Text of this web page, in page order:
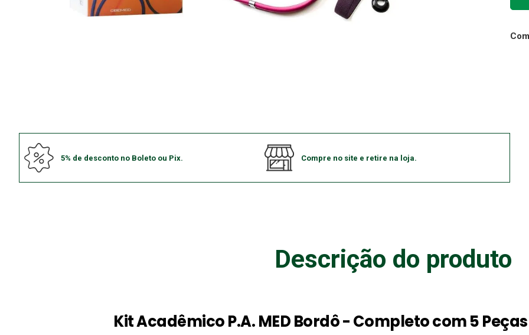
5% de desconto no Boleto ou Pix. Compre no site e retire na loja.
Descrição do produto
Kit Acadêmico P.A. MED Bordô - Completo com 5